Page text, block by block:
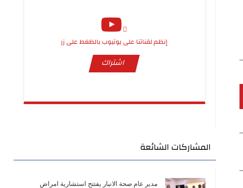
إنظم لقناتنا على يوتيوب بالظغط على زر
اشتراك
المشاركات الشائعة
مدير عام صحة الانبار يفتتح استشارية امراض